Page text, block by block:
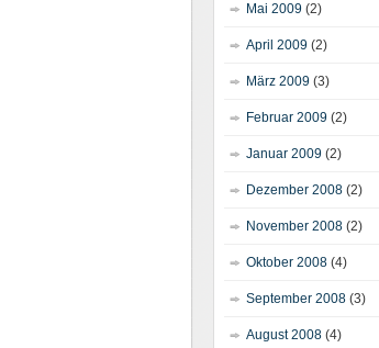
Mai 2009 (2)
April 2009 (2)
März 2009 (3)
Februar 2009 (2)
Januar 2009 (2)
Dezember 2008 (2)
November 2008 (2)
Oktober 2008 (4)
September 2008 (3)
August 2008 (4)